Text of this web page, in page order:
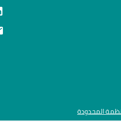
المحدودة